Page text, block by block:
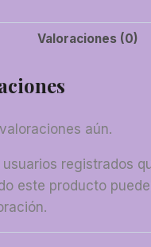
Valoraciones (0)
aún.
usuarios registrados
este producto